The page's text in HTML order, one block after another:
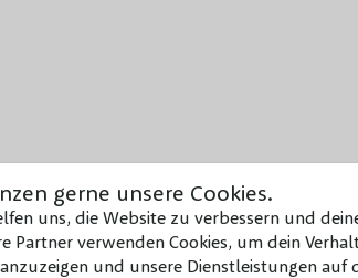
gerne unsere Cookies.
uns, die Website zu verbessern und
Partner verwenden Cookies, um dein
und unsere Dienstleistungen auf